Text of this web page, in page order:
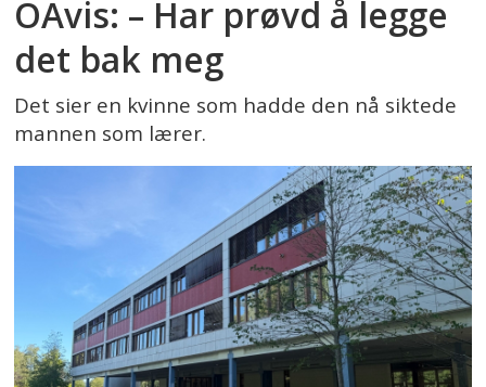
OAvis: – Har prøvd å legge
det bak meg
Det sier en kvinne som hadde den nå siktede
mannen som lærer.